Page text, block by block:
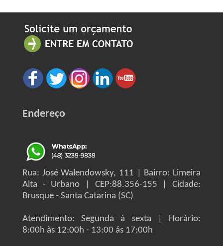
Endereço
Rua: José Walendowsky, 111 | Bairro: Limeira
Alta - Urbano | CEP:88.356-155 | Cidade:
Brusque - Santa Catarina (SC)
Atendimento: Segunda à sexta | Horário:
8:00h às 12:00h - 13:00 ás 17:00h